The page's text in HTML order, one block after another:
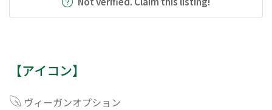
【アイコン】
ヴィーガンオプション